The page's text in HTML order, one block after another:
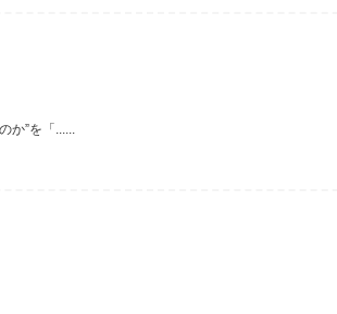
か”を「......